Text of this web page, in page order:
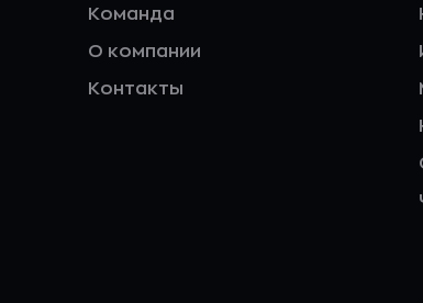
Команда
О компании
Контакты